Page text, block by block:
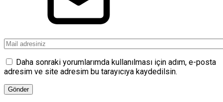
Daha sonraki yorumlarımda kullanılması için adım, e-posta
adresim ve site adresim bu tarayıcıya kaydedilsin.